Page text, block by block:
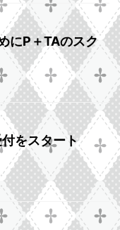
にP＋TAのスク
をスタート